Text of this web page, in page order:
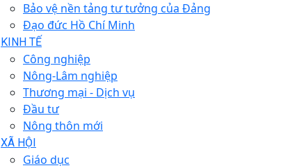
Bảo vệ nền tảng tư tưởng của Đảng
Đạo đức Hồ Chí Minh
KINH TẾ
Công nghiệp
Nông-Lâm nghiệp
Thương mại - Dịch vụ
Đầu tư
Nông thôn mới
XÃ HỘI
Giáo dục